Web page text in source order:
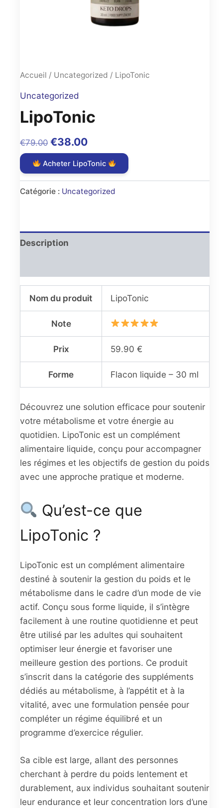
Accueil / Uncategorized / LipoTonic
Uncategorized
LipoTonic
€79.00 Original
price
was:
€79.00.
€38.00Current
price
is:
€38.00.
Acheter LipoTonic
Catégorie : Uncategorized
Description
Nom du produit LipoTonic
Note
Prix 59.90 €
Forme Flacon liquide – 30 ml
Découvrez une solution efficace pour soutenir
votre métabolisme et votre énergie au
quotidien. LipoTonic est un complément
alimentaire liquide, conçu pour accompagner
les régimes et les objectifs de gestion du poids
avec une approche pratique et moderne.
Qu’est-ce que
LipoTonic ?
LipoTonic est un complément alimentaire
destiné à soutenir la gestion du poids et le
métabolisme dans le cadre d’un mode de vie
actif. Conçu sous forme liquide, il s’intègre
facilement à une routine quotidienne et peut
être utilisé par les adultes qui souhaitent
optimiser leur énergie et favoriser une
meilleure gestion des portions. Ce produit
s’inscrit dans la catégorie des suppléments
dédiés au métabolisme, à l’appétit et à la
vitalité, avec une formulation pensée pour
compléter un régime équilibré et un
programme d’exercice régulier.
Sa cible est large, allant des personnes
cherchant à perdre du poids lentement et
durablement, aux individus souhaitant soutenir
leur endurance et leur concentration lors d’une